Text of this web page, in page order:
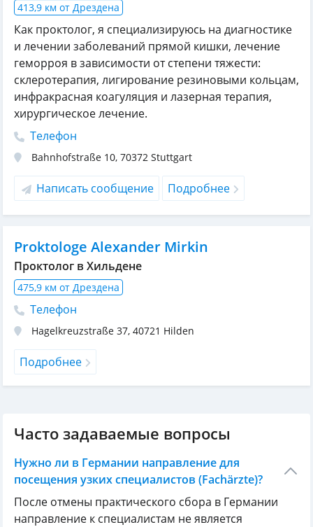
413,9 км от Дрездена
Как проктолог, я специализируюсь на диагностике
и лечении заболеваний прямой кишки, лечение
геморроя в зависимости от степени тяжести:
склеротерапия, лигирование резиновыми кольцам,
инфракрасная коагуляция и лазерная терапия,
хирургическое лечение.
Телефон
Bahnhofstraße 10, 70372 Stuttgart
Написать сообщение Подробнее
Proktologe Alexander Mirkin
Проктолог в Хильдене
475,9 км от Дрездена
Телефон
Hagelkreuzstraße 37, 40721 Hilden
Подробнее
Часто задаваемые вопросы
Нужно ли в Германии направление для
посещения узких специалистов (Fachärzte)?
После отмены практического сбора в Германии
направление к специалистам не является